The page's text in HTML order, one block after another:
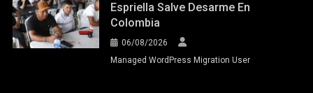
Espriella Salve Desarme En
Colombia
06/08/2026
Managed WordPress Migration User